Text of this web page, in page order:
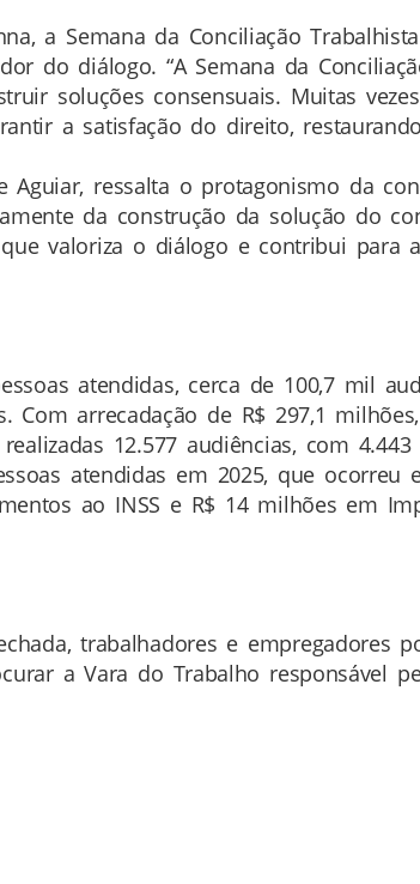
a Semana da Conciliação Trabalhista
do diálogo. “A Semana da
soluções consensuais. Muitas
a satisfação do direito,
ressalta o protagonismo da
da construção da solução do
valoriza o diálogo e contribui para a
atendidas, cerca de 100,7 mil
arrecadação de R$ 297,1
12.577 audiências, com 4.443
atendidas em 2025, que ocorreu
ao INSS e R$ 14 milhões em
trabalhadores e empregadores
a Vara do Trabalho responsável